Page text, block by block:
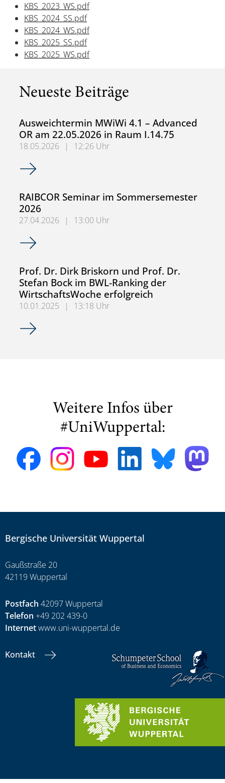
KBS_2023_WS.pdf
KBS_2024_SS.pdf
KBS_2024_WS.pdf
KBS_2025_SS.pdf
KBS_2025_WS.pdf
Neueste Beiträge
Ausweichtermin MWiWi 4.1 – Advanced
OR am 22.05.2026 in Raum I.14.75
18.05.2026 |
12:26 Uhr
Ausweichtermin MWiWi 4.1 – Advanced OR am
RAIBCOR Seminar im Sommersemester
2026
27.04.2026 |
13:00 Uhr
RAIBCOR Seminar im Sommersemester 2026
Prof. Dr. Dirk Briskorn und Prof. Dr.
Stefan Bock im BWL-Ranking der
WirtschaftsWoche erfolgreich
10.01.2025 |
13:18 Uhr
Prof. Dr. Dirk Briskorn und Prof. Dr. Stefan Bock im
Weitere Infos über
#UniWuppertal:
Bergische Universität Wuppertal
Gaußstraße 20
42119 Wuppertal
Postfach 42097 Wuppertal
Telefon +49 202 439-0
Internetwww.uni-wuppertal.de
Kontakt